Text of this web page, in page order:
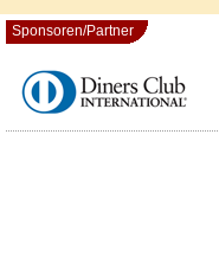
Sponsoren/Partner